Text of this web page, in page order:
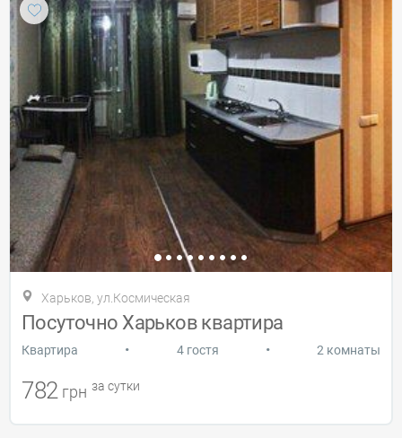
Харьков, ул.Космическая
Посуточно Харьков квартира
Квартира • 4 гостя • 2 комнаты
782 грн за сутки